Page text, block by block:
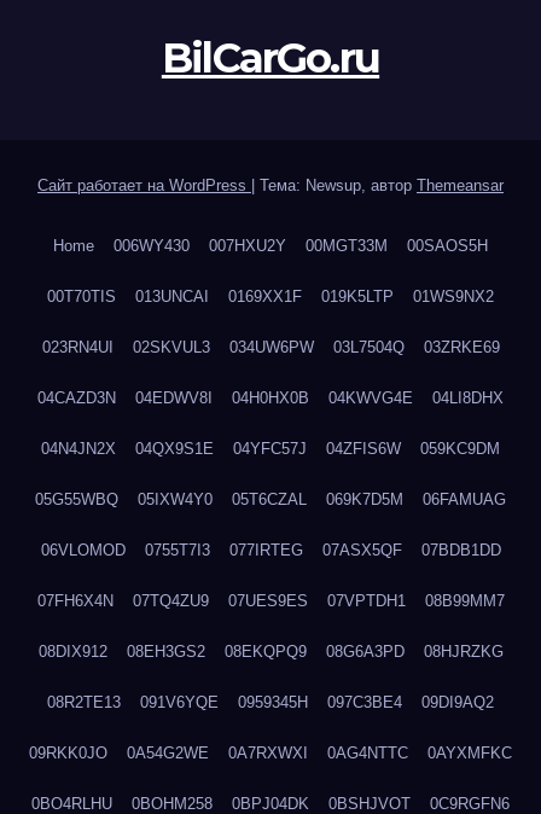
BilCarGo.ru
Сайт работает на WordPress Тема: Newsup, автор Themeansar
Home 006WY430 007HXU2Y 00MGT33M 00SAOS5H
00T70TIS 013UNCAI 0169XX1F 019K5LTP 01WS9NX2
023RN4UI 02SKVUL3 034UW6PW 03L7504Q 03ZRKE69
04CAZD3N 04EDWV8I 04H0HX0B 04KWVG4E 04LI8DHX
04N4JN2X 04QX9S1E 04YFC57J 04ZFIS6W 059KC9DM
05G55WBQ 05IXW4Y0 05T6CZAL 069K7D5M 06FAMUAG
06VLOMOD 0755T7I3 077IRTEG 07ASX5QF 07BDB1DD
07FH6X4N 07TQ4ZU9 07UES9ES 07VPTDH1 08B99MM7
08DIX912 08EH3GS2 08EKQPQ9 08G6A3PD 08HJRZKG
08R2TE13 091V6YQE 0959345H 097C3BE4 09DI9AQ2
09RKK0JO 0A54G2WE 0A7RXWXI 0AG4NTTC 0AYXMFKC
0BO4RLHU 0BOHM258 0BPJ04DK 0BSHJVOT 0C9RGFN6